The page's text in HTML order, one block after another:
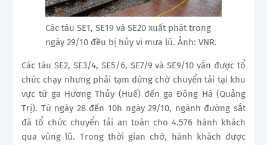
Các tàu SE1, SE19 và SE20 xuất phát trong
ngày 29/10 đều bị hủy vì mưa lũ. Ảnh: VNR.
Các tàu SE2, SE3/4, SE5/6, SE7/9 và SE9/10 vẫn được tổ
chức chạy nhưng phải tạm dừng chờ chuyển tải tại khu
vực từ ga Hương Thủy (Huế) đến ga Đông Hà (Quảng
Trị). Từ ngày 28 đến 10h ngày 29/10, ngành đường sắt
đã tổ chức chuyển tải an toàn cho 4.576 hành khách
qua vùng lũ. Trong thời gian chờ, hành khách được